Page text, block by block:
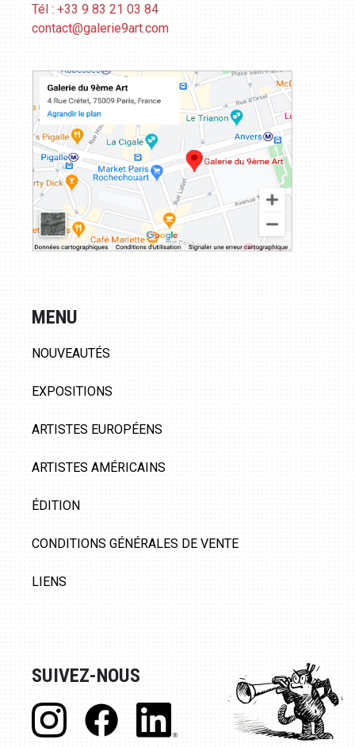
Tél : +33 9 83 21 03 84
contact@galerie9art.com
MENU
NOUVEAUTÉS
EXPOSITIONS
ARTISTES EUROPÉENS
ARTISTES AMÉRICAINS
ÉDITION
CONDITIONS GÉNÉRALES DE VENTE
LIENS
SUIVEZ-NOUS